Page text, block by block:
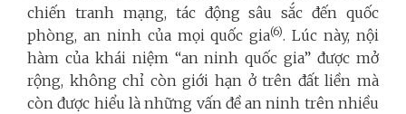
chiến tranh mạng, tác động sâu sắc đến quốc
phòng, an ninh của mọi quốc gia(6). Lúc này, nội
hàm của khái niệm “an ninh quốc gia” được mở
rộng, không chỉ còn giới hạn ở trên đất liền mà
còn được hiểu là những vấn đề an ninh trên nhiều